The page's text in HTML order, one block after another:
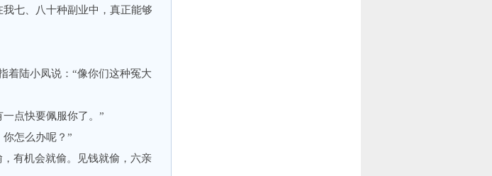
七、八十种副业中，真正能够
陆小凤说：“像你们这种冤大
点快要佩服你了。”
怎么办呢？”
有机会就偷。见钱就偷，六亲